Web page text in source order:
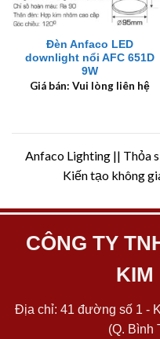
Đèn Anfaco LED
downlight nổi AFC 651D
9W
Giá bán: Vui lòng liên hệ
Anfaco Lighting || Thỏa
Kiến tạo không
CÔNG TY
KIM
Địa chỉ: 41 đường số 1 -
(Q. Bình